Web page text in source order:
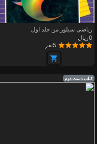
ریاضی سیلور من جلد اول
0ریال
5نفر
کتاب دست دوم